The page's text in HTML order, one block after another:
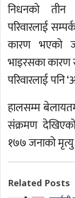
निधनको तीन
परिवारलाई
कारण भएको
भाइरसका कारण
परिवारलाई पनि
हालसम्म
संक्रमण
१७७ जनाको
Related Posts